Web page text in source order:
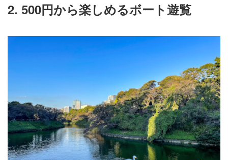
2. 500円から楽しめるボート遊覧